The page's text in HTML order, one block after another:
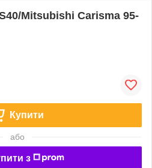
Mitsubishi Carisma 95-
Купити
або
з